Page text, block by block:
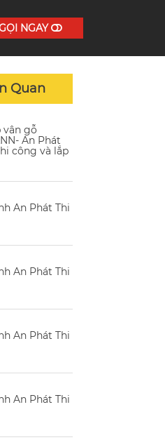
NGAY
Quan
vân gỗ
An Phát
công và lắp
An Phát Thi
An Phát Thi
An Phát Thi
An Phát Thi